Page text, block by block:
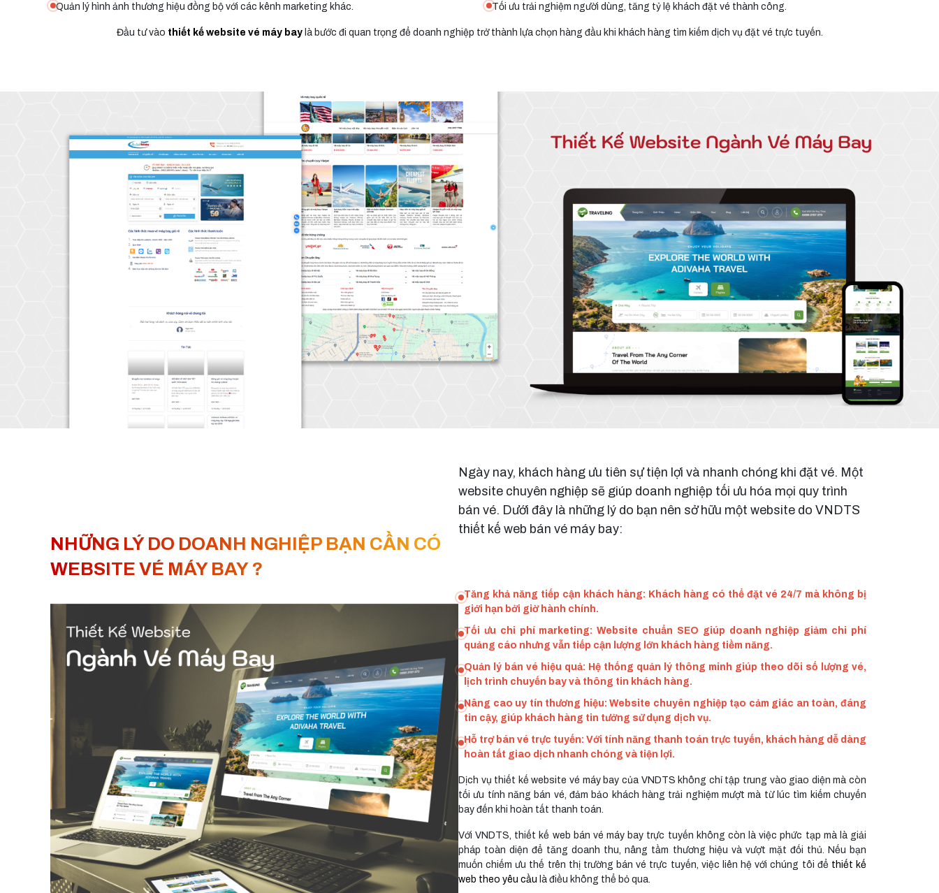
Quản lý hình ảnh thương hiệu đồng bộ với các kênh marketing khác. Tối ưu trải nghiệm người dùng, tăng tỷ lệ khách đặt vé thành công.
Đầu tư vào thiết kế website vé máy baylà bước đi quan trọng để doanh nghiệp trở thành lựa chọn hàng đầu khi khách hàng tìm kiếm dịch vụ đặt vé trực tuyến.
NHỮNG LÝ DO DOANH NGHIỆP BẠN CẦN CÓ
WEBSITE VÉ MÁY BAY ?
Ngày nay, khách hàng ưu tiên sự tiện lợi và nhanh chóng khi đặt vé. Một
website chuyên nghiệp sẽ giúp doanh nghiệp tối ưu hóa mọi quy trình
bán vé. Dưới đây là những lý do bạn nên sở hữu một website do VNDTS
thiết kế web bán vé máy bay:
Tăng khả năng tiếp cận khách hàng: Khách hàng có thể đặt vé 24/7 mà không bị
giới hạn bởi giờ hành chính.
Tối ưu chi phí marketing: Website chuẩn SEO giúp doanh nghiệp giảm chi phí
quảng cáo nhưng vẫn tiếp cận lượng lớn khách hàng tiềm năng.
Quản lý bán vé hiệu quả: Hệ thống quản lý thông minh giúp theo dõi số lượng vé,
lịch trình chuyến bay và thông tin khách hàng.
Nâng cao uy tín thương hiệu: Website chuyên nghiệp tạo cảm giác an toàn, đáng
tin cậy, giúp khách hàng tin tưởng sử dụng dịch vụ.
Hỗ trợ bán vé trực tuyến: Với tính năng thanh toán trực tuyến, khách hàng dễ dàng
hoàn tất giao dịch nhanh chóng và tiện lợi.
Dịch vụ thiết kế website vé máy bay của VNDTS không chỉ tập trung vào giao diện mà còn
tối ưu tính năng bán vé, đảm bảo khách hàng trải nghiệm mượt mà từ lúc tìm kiếm chuyến
bay đến khi hoàn tất thanh toán.
Với VNDTS, thiết kế web bán vé máy bay trực tuyến không còn là việc phức tạp mà là giải
pháp toàn diện để tăng doanh thu, nâng tầm thương hiệu và vượt mặt đối thủ. Nếu bạn
muốn chiếm ưu thế trên thị trường bán vé trực tuyến, việc liên hệ với chúng tôi để thiết kế
web theo yêu cầu là điều không thể bỏ qua.